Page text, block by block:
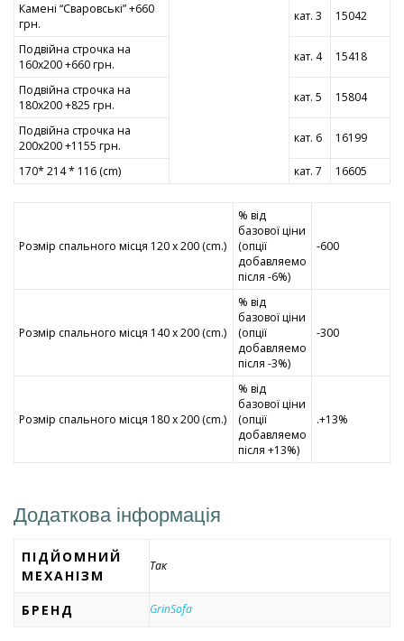
Камені “Сваровські” +660
грн.
кат. 3 15042
Подвійна строчка на
160х200 +660 грн.
кат. 4 15418
Подвійна строчка на
180х200 +825 грн.
кат. 5 15804
Подвійна строчка на
200х200 +1155 грн.
кат. 6 16199
170* 214 * 116 (cm) кат. 7 16605
Розмір спального місця 120 x 200 (cm.)
% від
базової ціни
(опції
добавляемо
після -6%)
-600
Розмір спального місця 140 x 200 (cm.)
% від
базової ціни
(опції
добавляемо
після -3%)
-300
Розмір спального місця 180 x 200 (cm.)
% від
базової ціни
(опції
добавляемо
після +13%)
.+13%
Додаткова інформація
ПІДЙОМНИЙ
МЕХАНІЗМ
Так
БРЕНД GrinSofa